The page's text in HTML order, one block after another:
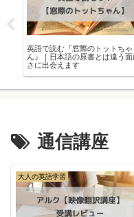
英語で読む『窓際のトットちゃ
ん』｜日本語の原書とは違う面白
さに出会えます
通信講座
大人の英語学習